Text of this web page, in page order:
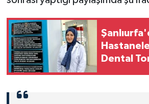
Dental